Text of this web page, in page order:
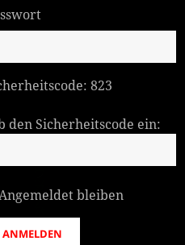
823
den Sicherheitscode ein:
bleiben
ANMELDEN